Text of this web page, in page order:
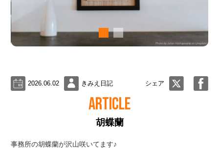
2026.06.02 きみえ日記 シェア
ARTICLE
胡蝶蘭